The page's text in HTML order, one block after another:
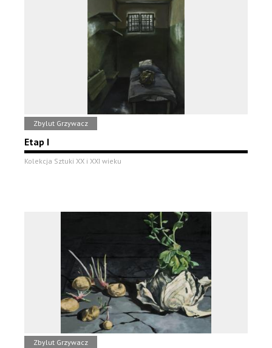
Zbylut Grzywacz
Etap I
Kolekcja Sztuki XX i XXI wieku
Zbylut Grzywacz